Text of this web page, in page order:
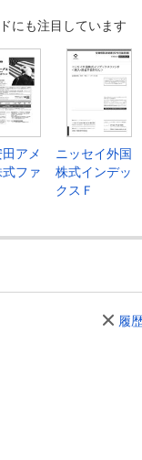
にも注目しています
アメ
式ファ
ニッセイ外国
株式インデッ
クスＦ
履